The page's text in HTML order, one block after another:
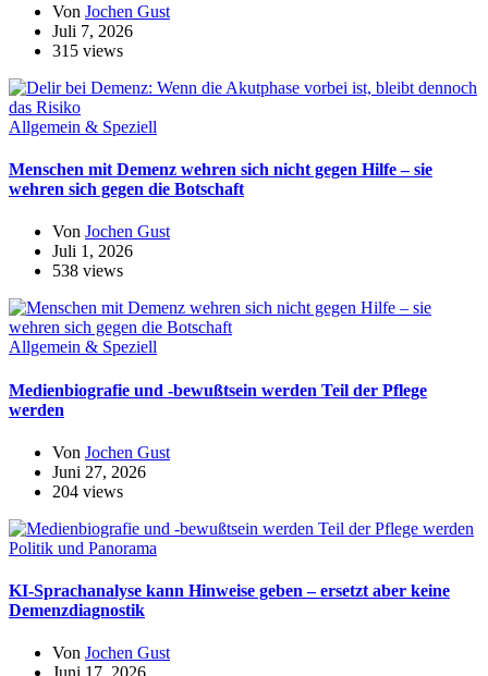
Von Jochen Gust
Juli 7, 2026
315 views
Allgemein & Speziell
Menschen mit Demenz wehren sich nicht gegen Hilfe – sie
wehren sich gegen die Botschaft
Von Jochen Gust
Juli 1, 2026
538 views
Allgemein & Speziell
Medienbiografie und -bewußtsein werden Teil der Pflege
werden
Von Jochen Gust
Juni 27, 2026
204 views
Politik und Panorama
KI-Sprachanalyse kann Hinweise geben – ersetzt aber keine
Demenzdiagnostik
Von Jochen Gust